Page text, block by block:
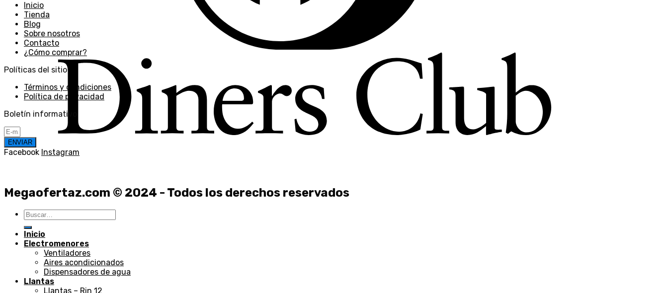
Inicio
Tienda
Blog
Sobre nosotros
Contacto
¿Cómo comprar?
Políticas del sitio
Términos y condiciones
Política de privacidad
Boletín informativo
ENVIAR
Facebook Instagram
Megaofertaz.com © 2024 - Todos los derechos reservados
Buscar
por:
Inicio
Electromenores
Ventiladores
Aires acondicionados
Dispensadores de agua
Llantas
Llantas – Rin 12